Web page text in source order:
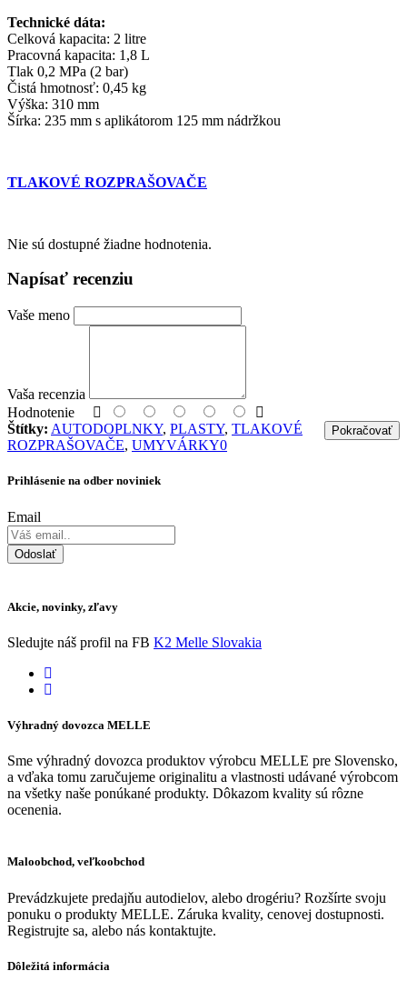
Technické dáta:
Celková kapacita: 2 litre
Pracovná kapacita: 1,8 L
Tlak 0,2 MPa (2 bar)
Čistá hmotnosť: 0,45 kg
Výška: 310 mm
Šírka: 235 mm s aplikátorom 125 mm nádržkou
TLAKOVÉ ROZPRAŠOVAČE
Nie sú dostupné žiadne hodnotenia.
Napísať recenziu
Vaše meno
Vaša recenzia
Hodnotenie
Pokračovať
Štítky: AUTODOPLNKY, PLASTY, TLAKOVÉ
ROZPRAŠOVAČE, UMYVÁRKY0
Prihlásenie na odber noviniek
Email
Odoslať
Akcie, novinky, zľavy
Sledujte náš profil na FB K2 Melle Slovakia
Výhradný dovozca MELLE
Sme výhradný dovozca produktov výrobcu MELLE pre Slovensko,
a vďaka tomu zaručujeme originalitu a vlastnosti udávané výrobcom
na všetky naše ponúkané produkty. Dôkazom kvality sú rôzne
ocenenia.
Maloobchod, veľkoobchod
Prevádzkujete predajňu autodielov, alebo drogériu? Rozšírte svoju
ponuku o produkty MELLE. Záruka kvality, cenovej dostupnosti.
Registrujte sa, alebo nás kontaktujte.
Dôležitá informácia